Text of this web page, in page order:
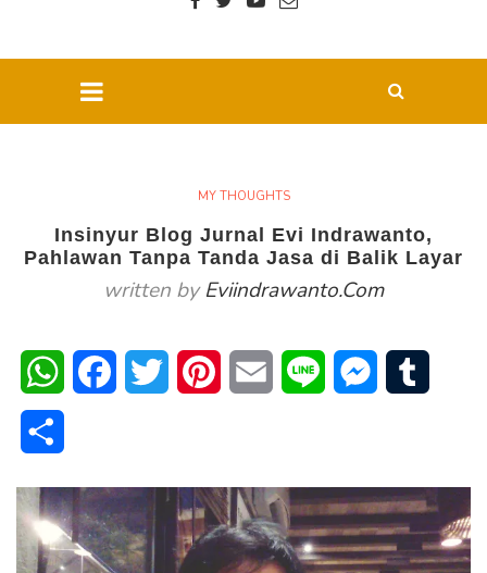
MY THOUGHTS
Insinyur Blog Jurnal Evi Indrawanto,
Pahlawan Tanpa Tanda Jasa di Balik Layar
written byEviindrawanto.com
WhatsAppFacebookTwitter PinterestEmail Line Messenger